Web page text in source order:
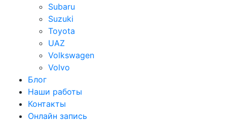
Subaru
Suzuki
Toyota
UAZ
Volkswagen
Volvo
Блог
Наши работы
Контакты
Онлайн запись